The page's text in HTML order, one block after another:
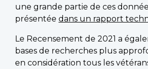
une grande partie de ces
présentée dans un rapport
Le Recensement de 2021 a
bases de recherches plus
en considération tous les